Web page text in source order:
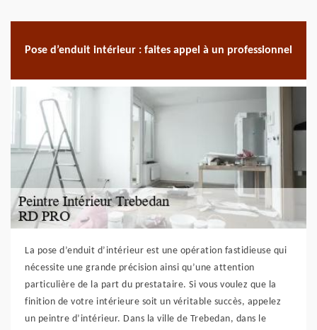
Pose d’enduit intérieur : faites appel à un professionnel
La pose d’enduit d’intérieur est une opération fastidieuse qui
nécessite une grande précision ainsi qu’une attention
particulière de la part du prestataire. Si vous voulez que la
finition de votre intérieure soit un véritable succès, appelez
un peintre d’intérieur. Dans la ville de Trebedan, dans le